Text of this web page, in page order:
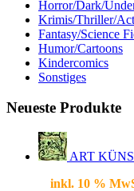
Horror/Dark/
Krimis/Thriller/
Fantasy/Science
Humor/Cartoons
Kindercomics
Sonstiges
Neueste Produkte
ART
inkl. 10 %